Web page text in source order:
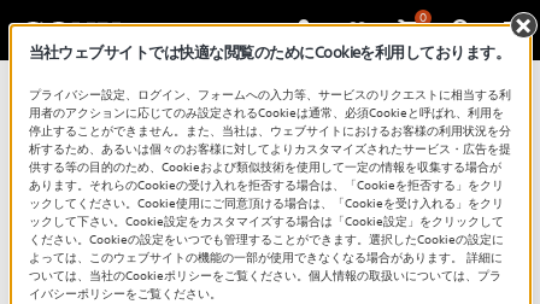
0
LinkBuds S|ノイズキャンセリング／
外音取り込み機能を活用する
当社ウェブサイトでは快適な閲覧のためにCookieを利用しております。
プライバシー設定、ログイン、フォームへの入力等、サービスのリクエストに相当する利
用者のアクションに応じてのみ設定されるCookieは通常、必須Cookieと呼ばれ、利用を
停止することができません。また、当社は、ウェブサイトにおけるお客様の利用状況を分
析するため、あるいは個々のお客様に対してよりカスタマイズされたサービス・広告を提
供する等の目的のため、Cookieおよび類似技術を使用して一定の情報を収集する場合が
あります。それらのCookieの受け入れを拒否する場合は、「Cookieを拒否する」をクリ
ックしてください。Cookie使用にご同意頂ける場合は、「Cookieを受け入れる」をクリ
ックして下さい。Cookie設定をカスタマイズする場合は「Cookie設定」をクリックして
ください。Cookieの設定をいつでも管理することができます。選択したCookieの設定に
よっては、このウェブサイトの機能の一部が使用できなくなる場合があります。 詳細に
ついては、当社のCookieポリシーをご覧ください。個人情報の取扱いについては、プラ
イバシーポリシーをご覧ください。